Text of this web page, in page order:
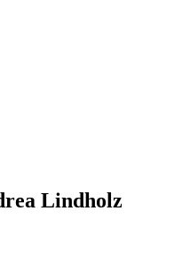
Lindholz